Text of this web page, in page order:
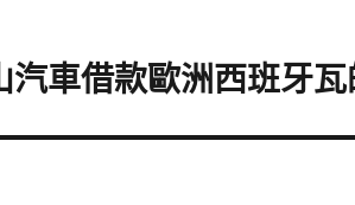
汽車借款歐洲西班牙